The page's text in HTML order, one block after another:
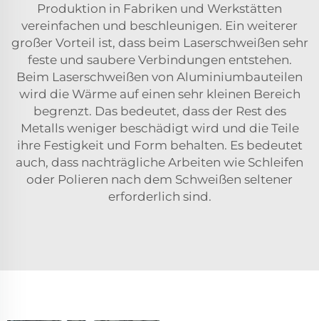
Produktion in Fabriken und Werkstätten
vereinfachen und beschleunigen. Ein weiterer
großer Vorteil ist, dass beim Laserschweißen sehr
feste und saubere Verbindungen entstehen.
Beim Laserschweißen von Aluminiumbauteilen
wird die Wärme auf einen sehr kleinen Bereich
begrenzt. Das bedeutet, dass der Rest des
Metalls weniger beschädigt wird und die Teile
ihre Festigkeit und Form behalten. Es bedeutet
auch, dass nachträgliche Arbeiten wie Schleifen
oder Polieren nach dem Schweißen seltener
erforderlich sind.